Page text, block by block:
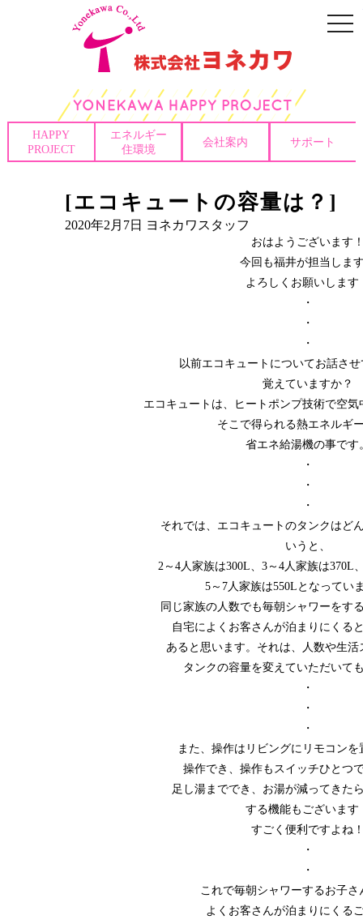
HAPPY
PROJECT
エネルギー
住環境
会社案内 サポート
[エコキュートの容量は？]
2020年2月7日 ヨネカワスタッフ
おはようございます
今回も福井が担当しま
よろしくお願いします
・
・
・
以前エコキュートについてお話さ
覚えていますか？
エコキュートは、ヒートポンプ技術で空
そこで得られる熱エネルギ
省エネ給湯機の事です
・
・
・
それでは、エコキュートのタンクはど
いうと、
2～4人家族は300L、3～4人家族は370L
5～7人家族は550Lとなってい
同じ家族の人数でも毎朝シャワーをす
自宅によくお客さんが泊まりにくる
あると思います。それは、人数や生活
タンクの容量を変えていただいて
・
・
・
また、操作はリビングにリモコン
操作でき、操作もスイッチひとつ
足し湯まででき、お湯が減ってきた
する機能もございます
すごく便利ですよね
・
・
これで毎朝シャワーするお子さ
よくお客さんが泊まりにくる